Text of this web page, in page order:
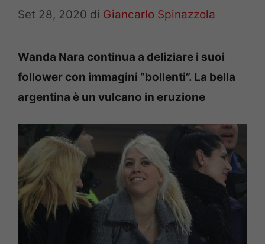
Set 28, 2020 di Giancarlo Spinazzola
Wanda Nara continua a deliziare i suoi
follower con immagini “bollenti”. La bella
argentina è un vulcano in eruzione